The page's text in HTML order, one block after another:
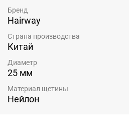
Бренд
Hairway
Страна производства
Китай
Диаметр
25 мм
Материал щетины
Нейлон